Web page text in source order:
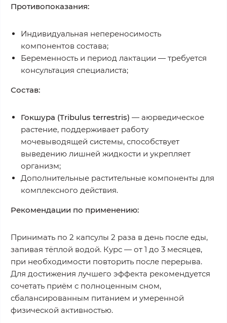
Противопоказания:
Индивидуальная непереносимость
компонентов состава;
Беременность и период лактации — требуется
консультация специалиста;
Состав:
Гокшура (Tribulus terrestris) — аюрведическое
растение, поддерживает работу
мочевыводящей системы, способствует
выведению лишней жидкости и укрепляет
организм;
Дополнительные растительные компоненты для
комплексного действия.
Рекомендации по применению:
Принимать по 2 капсулы 2 раза в день после еды,
запивая тёплой водой. Курс — от 1 до 3 месяцев,
при необходимости повторить после перерыва.
Для достижения лучшего эффекта рекомендуется
сочетать приём с полноценным сном,
сбалансированным питанием и умеренной
физической активностью.